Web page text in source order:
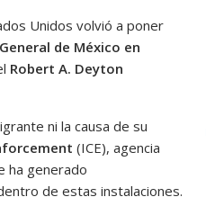
Unidos volvió a poner
de México en
Robert A. Deyton
ni la causa de su
(ICE), agencia
ha generado
de estas instalaciones.